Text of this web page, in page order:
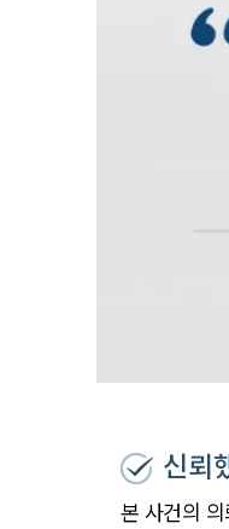
신뢰
본 사건의